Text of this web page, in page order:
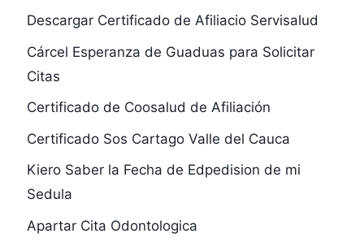
Descargar Certificado de Afiliacio Servisalud
Cárcel Esperanza de Guaduas para Solicitar
Citas
Certificado de Coosalud de Afiliación
Certificado Sos Cartago Valle del Cauca
Kiero Saber la Fecha de Edpedision de mi
Sedula
Apartar Cita Odontologica